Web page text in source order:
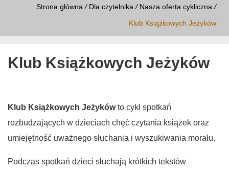
Strona główna / Dla czytelnika / Nasza oferta cykliczna /
Klub Książkowych Jeżyków
Klub Książkowych Jeżyków
Klub Książkowych Jeżykówto cykl spotkań
rozbudzających w dzieciach chęć czytania książek oraz
umiejętność uważnego słuchania i wyszukiwania morału.
Podczas spotkań dzieci słuchają krótkich tekstów